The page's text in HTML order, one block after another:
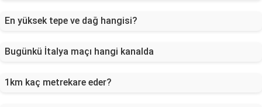
En yüksek tepe ve dağ hangisi?
Bugünkü İtalya maçı hangi kanalda
1km kaç metrekare eder?